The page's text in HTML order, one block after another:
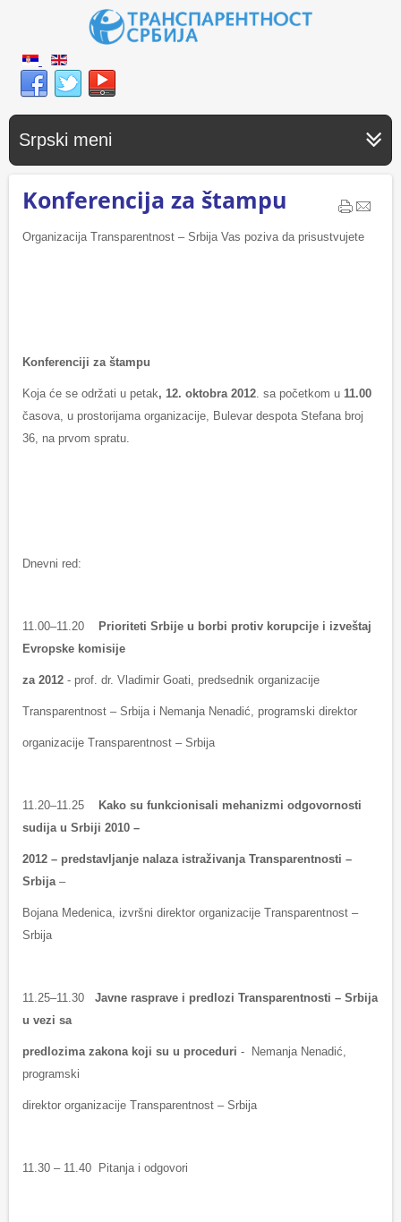
Srpski meni
Konferencija za štampu
Organizacija Transparentnost – Srbija Vas poziva da prisustvujete
Konferenciji za štampu
Koja će se održati u petak, 12. oktobra 2012. sa početkom u 11.00
časova, u prostorijama organizacije, Bulevar despota Stefana broj
36, na prvom spratu.
Dnevni red:
11.00–11.20
Prioriteti Srbije u borbi protiv korupcije i izveštaj
Evropske komisije
za 2012 - prof. dr. Vladimir Goati, predsednik organizacije
Transparentnost – Srbija i Nemanja Nenadić, programski direktor
organizacije Transparentnost – Srbija
11.20–11.25
Kako su funkcionisali mehanizmi odgovornosti
sudija u Srbiji 2010 –
2012 – predstavljanje nalaza istraživanja Transparentnosti –
Srbija–
Bojana Medenica, izvršni direktor organizacije Transparentnost –
Srbija
11.25–11.30 Javne rasprave i predlozi Transparentnosti – Srbija
u vezi sa
predlozima zakona koji su u proceduri - Nemanja Nenadić,
programski
direktor organizacije Transparentnost – Srbija
11.30 – 11.40 Pitanja i odgovori